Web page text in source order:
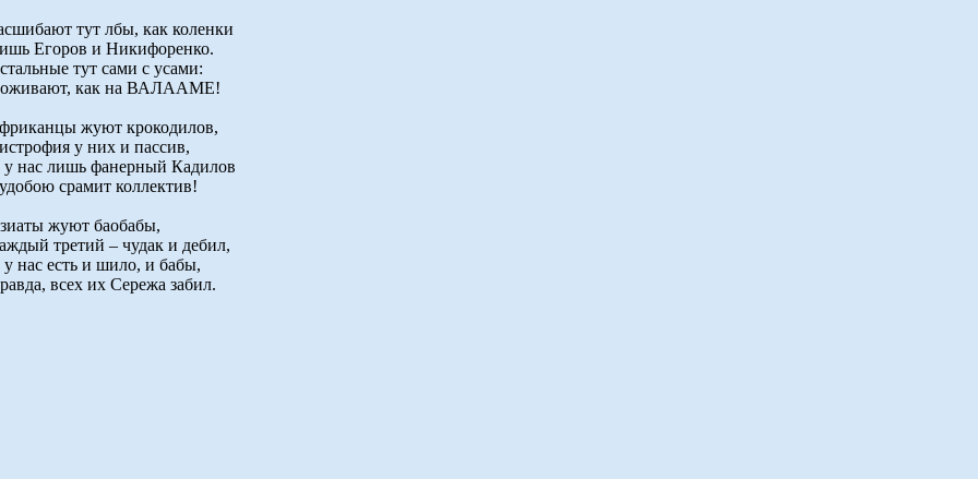
тут лбы, как коленки
Егоров и Никифоренко.
тут сами с усами:
как на ВАЛААМЕ!
жуют крокодилов,
у них и пассив,
нас лишь фанерный Кадилов
срамит коллектив!
жуют баобабы,
третий – чудак и дебил,
нас есть и шило, и бабы,
всех их Сережа забил.